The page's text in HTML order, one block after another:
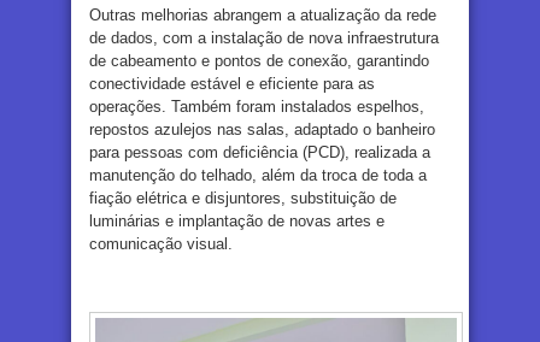
Outras melhorias abrangem a atualização da rede
de dados, com a instalação de nova infraestrutura
de cabeamento e pontos de conexão, garantindo
conectividade estável e eficiente para as
operações. Também foram instalados espelhos,
repostos azulejos nas salas, adaptado o banheiro
para pessoas com deficiência (PCD), realizada a
manutenção do telhado, além da troca de toda a
fiação elétrica e disjuntores, substituição de
luminárias e implantação de novas artes e
comunicação visual.